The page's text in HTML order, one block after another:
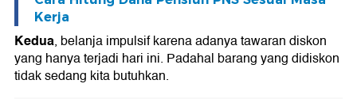
Kerja
Kedua, belanja impulsif karena adanya tawaran diskon
yang hanya terjadi hari ini. Padahal barang yang didiskon
tidak sedang kita butuhkan.